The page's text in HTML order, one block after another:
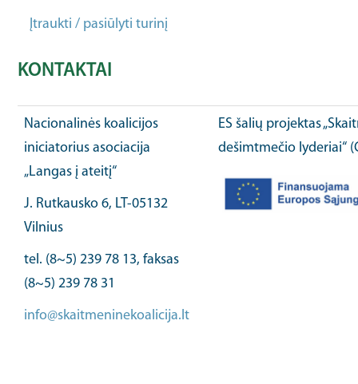
Įtraukti / pasiūlyti turinį
KONTAKTAI
Nacionalinės koalicijos
iniciatorius asociacija
„Langas į ateitį“
J. Rutkausko 6, LT-05132
Vilnius
tel. (8~5) 239 78 13, faksas
(8~5) 239 78 31
info@skaitmeninekoalicija.lt
ES šalių projektas
dešimtmečio lyderiai“